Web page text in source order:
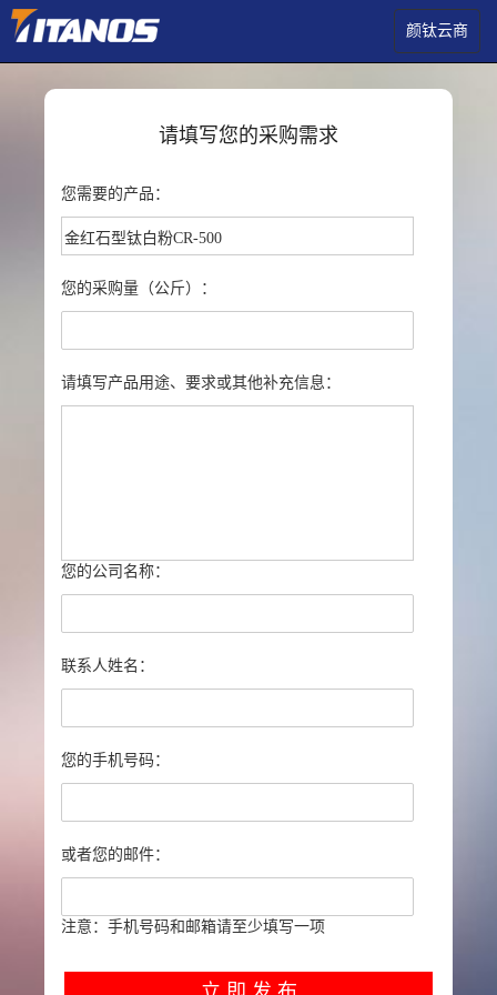
颜钛云商
请填写您的采购需求
您需要的产品：
您的采购量（公斤）：
请填写产品用途、要求或其他补充信息：
您的公司名称：
联系人姓名：
您的手机号码：
或者您的邮件：
注意：手机号码和邮箱请至少填写一项